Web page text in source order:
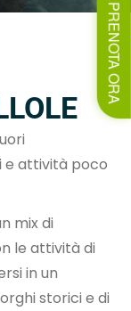
e attività poco
mix di
le attività di
in un
storici e di
PRENOTA ORA